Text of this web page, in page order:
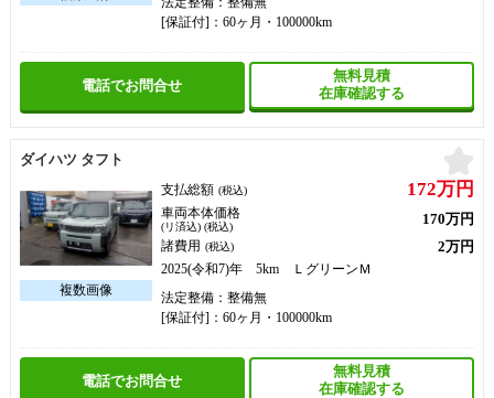
[保証付]：60ヶ月・100000km
電話でお問合せ
無料見積
在庫確認する
ダイハツ タフト
支払総額 (税込) 172万円
車両本体価格
(リ済込) (税込) 170万円
諸費用 (税込) 2万円
2025(令和7)年 5km ＬグリーンＭ
法定整備：整備無
[保証付]：60ヶ月・100000km
電話でお問合せ
無料見積
在庫確認する